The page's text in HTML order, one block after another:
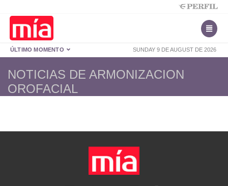
SUNDAY 9 DE AUGUST DE 2026
ÚLTIMO MOMENTO
NOTICIAS DE ARMONIZACION
OROFACIAL